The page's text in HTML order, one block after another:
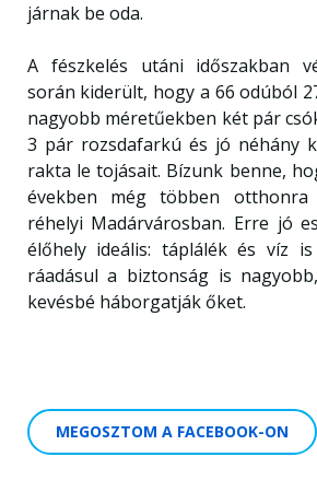
járnak be oda.
A fészkelés utáni időszakban
során kiderült, hogy a 66 odúból
nagyobb méretűekben két pár
3 pár rozsdafarkú és jó néhány
rakta le tojásait. Bízunk benne,
években még többen
réhelyi Madárvárosban. Erre jó
élőhely ideális: táplálék és víz
ráadásul a biztonság is
kevésbé háborgatják őket.
MEGOSZTOM A FACEBOOK-ON